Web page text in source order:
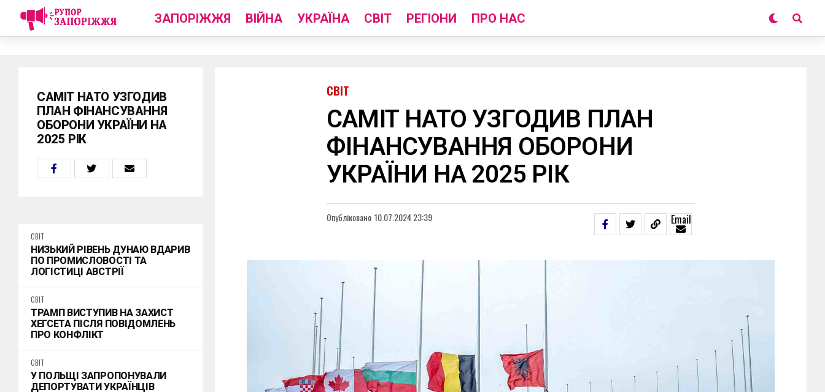
ЗАПОРІЖЖЯ ВІЙНА УКРАЇНА СВІТ РЕГІОНИ ПРО НАС
САМІТ НАТО УЗГОДИВ
ПЛАН ФІНАНСУВАННЯ
ОБОРОНИ УКРАЇНИ НА
2025 РІК
СВІТ
НИЗЬКИЙ РІВЕНЬ ДУНАЮ ВДАРИВ
ПО ПРОМИСЛОВОСТІ ТА
ЛОГІСТИЦІ АВСТРІЇ
СВІТ
ТРАМП ВИСТУПИВ НА ЗАХИСТ
ХЕГСЕТА ПІСЛЯ ПОВІДОМЛЕНЬ
ПРО КОНФЛІКТ
СВІТ
У ПОЛЬЩІ ЗАПРОПОНУВАЛИ
ДЕПОРТУВАТИ УКРАЇНЦІВ
СВІТ
САМІТ НАТО УЗГОДИВ ПЛАН
ФІНАНСУВАННЯ ОБОРОНИ
УКРАЇНИ НА 2025 РІК
Опубліковано 10.07.2024 23:39 Email